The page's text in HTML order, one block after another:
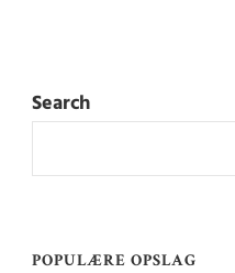
Search
POPULÆRE OPSLAG